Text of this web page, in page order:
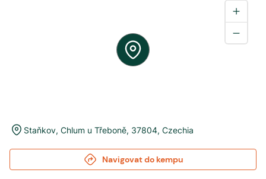
Staňkov, Chlum u Třeboně, 37804, Czechia
Navigovat do kempu